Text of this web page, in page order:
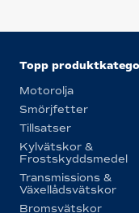
Topp
Motorolja
Smörjfetter
Tillsatser
Kylvätskor &
Frostskyddsmedel
Transmissions &
Växellådsvätskor
Bromsvätskor